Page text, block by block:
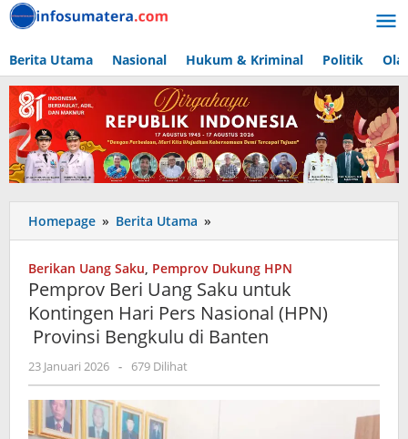
Lewati
ke
Berita Utama Nasional Hukum & Kriminal Politik
Homepage » Berita Utama »
Beri
Saku
untuk
Kontingen
Hari
(HPN)
Berikan Uang Saku, Pemprov Dukung HPN
Pemprov Beri Uang Saku untuk
Kontingen Hari Pers Nasional (HPN)
Provinsi Bengkulu di Banten
23 Januari 2026 oleh
admin
- 679 Dilihat